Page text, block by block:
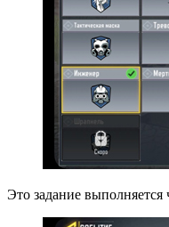
Это задание